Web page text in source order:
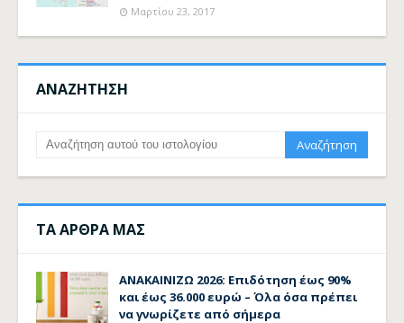
Μαρτίου 23, 2017
ΑΝΑΖΗΤΗΣΗ
ΤΑ ΑΡΘΡΑ ΜΑΣ
ΑΝΑΚΑΙΝΙΖΩ 2026: Επιδότηση έως 90%
και έως 36.000 ευρώ – Όλα όσα πρέπει
να γνωρίζετε από σήμερα